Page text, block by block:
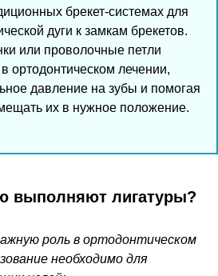
брекет-системах для
дуги к замкам брекетов.
или проволочные петли
ортодонтическом лечении,
давление на зубы и помогая
их в нужное положение.
выполняют лигатуры?
роль в ортодонтическом
необходимо для